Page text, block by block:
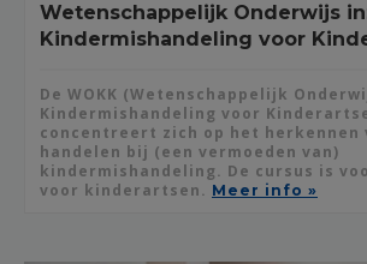
Wetenschappelijk Onderwijs
Kindermishandeling voor
De WOKK (Wetenschappelijk
Kindermishandeling voor
concentreert zich op het herkennen
handelen bij (een vermoeden van)
kindermishandeling. De cursus is
voor kinderartsen. Meer info »